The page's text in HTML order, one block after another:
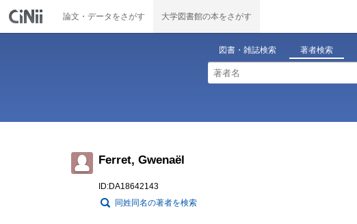
論文・データをさがす 大学図書館の本をさがす
図書・雑誌検索 著者検索
Ferret, Gwenaël
ID:DA18642143
同姓同名の著者を検索